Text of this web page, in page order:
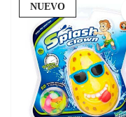
NUEVO